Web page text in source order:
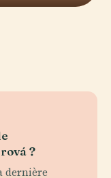
?
dernière